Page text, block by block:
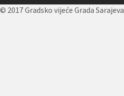
© 2017 Gradsko vijeće Grada Sarajeva